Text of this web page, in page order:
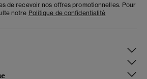
de recevoir nos offres promotionnelles. Pour
notre Politique de confidentialité